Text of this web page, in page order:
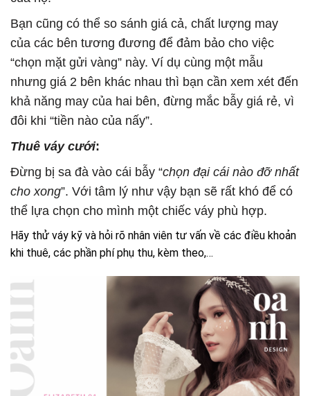
Bạn cũng có thể so sánh giá cả, chất lượng may
của các bên tương đương để đảm bảo cho việc
“chọn mặt gửi vàng” này. Ví dụ cùng một mẫu
nhưng giá 2 bên khác nhau thì bạn cần xem xét đến
khả năng may của hai bên, đừng mắc bẫy giá rẻ, vì
đôi khi “tiền nào của nấy”.
Thuê váy cưới:
Đừng bị sa đà vào cái bẫy “chọn đại cái nào đỡ nhất
cho xong”. Với tâm lý như vậy bạn sẽ rất khó để có
thể lựa chọn cho mình một chiếc váy phù hợp.
Hãy thử váy kỹ và hỏi rõ nhân viên tư vấn về các điều khoản
khi thuê, các phần phí phụ thu, kèm theo,…